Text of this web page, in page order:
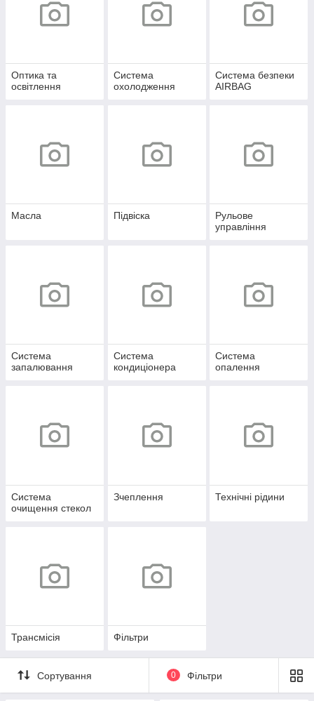
Оптика та
освітлення
Система
охолодження
Система безпеки
AIRBAG
Масла Підвіска
Рульове
управління
Система
запалювання
Система
кондиціонера
Система
опалення
Система
очищення стекол
Зчеплення Технічні рідини
Трансмісія Фільтри
Сортування 0 Фільтри